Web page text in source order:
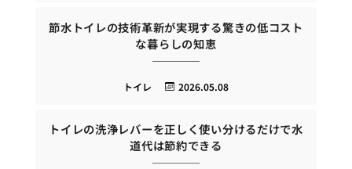
節水トイレの技術革新が実現する驚きの低コスト
な暮らしの知恵
2026.05.08
トイレ
トイレの洗浄レバーを正しく使い分けるだけで水
道代は節約できる